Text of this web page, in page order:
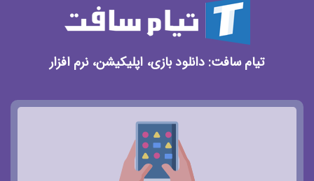
تیام سافت: دانلود بازی، اپلیکیشن، نرم افزار